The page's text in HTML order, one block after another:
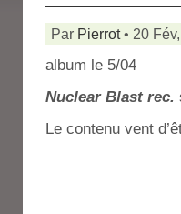
Par Pierrot• 20
album le 5/04
Nuclear Blast rec.
Le contenu vent